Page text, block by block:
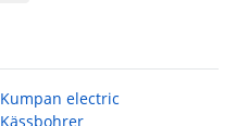
Kumpan electric
Kässbohrer